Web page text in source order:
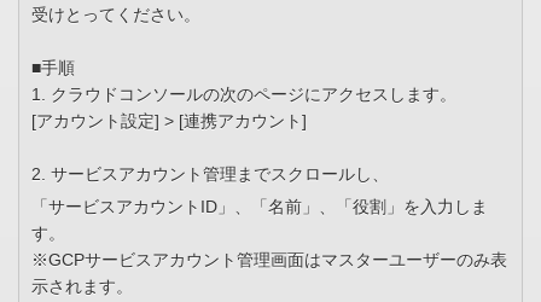
受けとってください。
■手順
1. クラウドコンソールの次のページにアクセスします。
[アカウント設定] > [連携アカウント]
2. サービスアカウント管理までスクロールし、
「サービスアカウントID」、「名前」、「役割」を入力しま
す。
※GCPサービスアカウント管理画面はマスターユーザーのみ表
示されます。